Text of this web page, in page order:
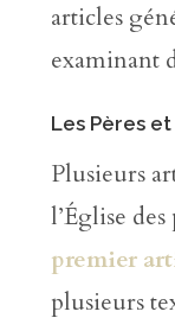
articles
examinant
Les Pères
Plusieurs
l’Église
premier
plusieurs